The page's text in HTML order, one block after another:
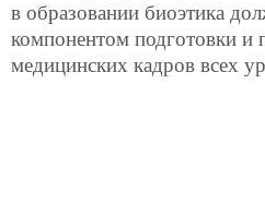
в образовании биоэтика
компонентом подготовки и
медицинских кадров всех